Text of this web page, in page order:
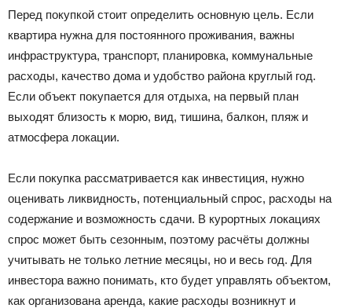
Перед покупкой стоит определить основную цель. Если
квартира нужна для постоянного проживания, важны
инфраструктура, транспорт, планировка, коммунальные
расходы, качество дома и удобство района круглый год.
Если объект покупается для отдыха, на первый план
выходят близость к морю, вид, тишина, балкон, пляж и
атмосфера локации.
Если покупка рассматривается как инвестиция, нужно
оценивать ликвидность, потенциальный спрос, расходы на
содержание и возможность сдачи. В курортных локациях
спрос может быть сезонным, поэтому расчёты должны
учитывать не только летние месяцы, но и весь год. Для
инвестора важно понимать, кто будет управлять объектом,
как организована аренда, какие расходы возникнут и